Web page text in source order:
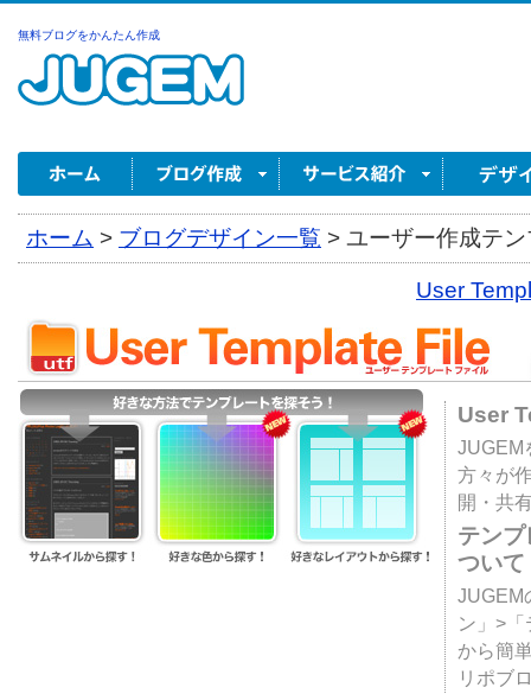
無料ブログをかんたん作成
ホーム > ブログデザイン一覧 > ユーザー作成テ
User
User
JUGEM
方々が
開・共
テン
ついて
JUGEM
ン」>
から簡
リポブ